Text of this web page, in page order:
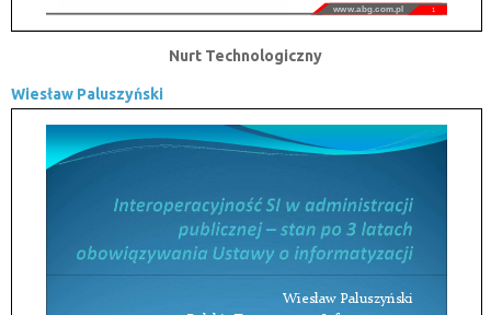
Nurt Technologiczny
Wiesław Paluszyński